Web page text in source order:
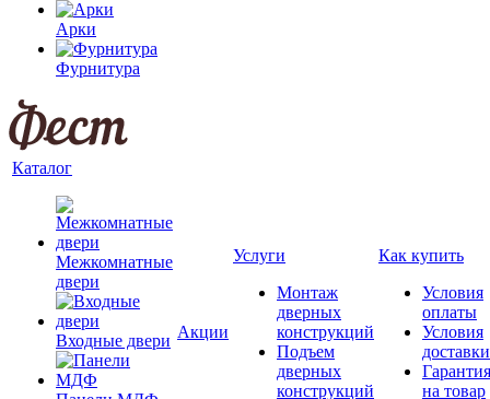
Арки
Фурнитура
Каталог
Межкомнатные
двери
Входные двери Акции
Услуги
Монтаж
дверных
конструкций
Подъем
дверных
конструкций
Как купить
Условия
оплаты
Условия
доставки
Гарантия
на товар